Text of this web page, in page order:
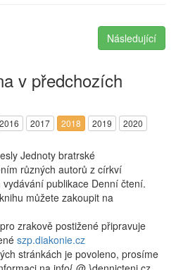
Následující
v předchozích
2016 2017 2018 2019
2020
Jednoty bratrské
různých autorů z církví
publikace Denní čtení.
můžete zakoupit na
zrakově postižené připravuje
szp.diakonie.cz
stránkách je povoleno, prosíme